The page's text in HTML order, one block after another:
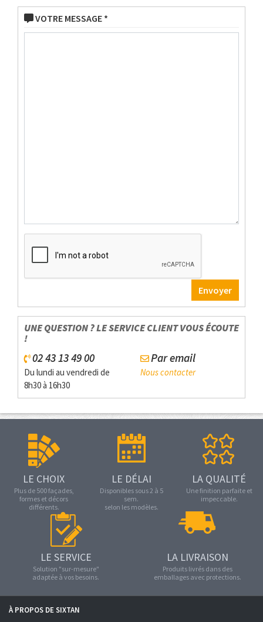
VOTRE MESSAGE *
UNE QUESTION ? LE SERVICE CLIENT VOUS ÉCOUTE
!
02 43 13 49 00
Du lundi au vendredi de
8h30 à 16h30
Par email
Nous contacter
LE CHOIX
Plus de 500 façades,
formes et décors
différents.
LE DÉLAI
Disponibles sous 2 à 5
sem.
selon les modèles.
LA QUALITÉ
Une finition parfaite et
impeccable.
LE SERVICE
Solution "sur-mesure"
adaptée à vos besoins.
LA LIVRAISON
Produits livrés dans des
emballages avec protections.
À PROPOS DE SIXTAN